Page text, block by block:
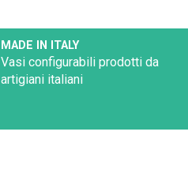
MADE IN ITALY
Vasi configurabili prodotti da
artigiani italiani